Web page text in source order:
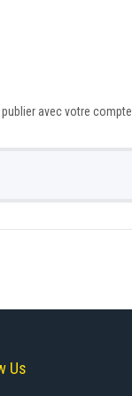
avec votre compte.
Us